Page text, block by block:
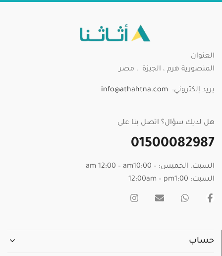
العنوان
المنصورية هرم ، الجيزة ، مصر
بريد إلكتروني: info@athahtna.com
هل لديك سؤال؟ اتصل بنا على
01500082987
السبت، الخميس: – am 12:00 – am10:00
السبت: 12:00am – pm1:00
حساب